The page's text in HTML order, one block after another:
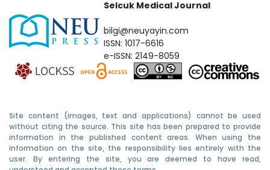
Selcuk Medical Journal
bilgi@neuyayin.com
ISSN: 1017-6616
e-ISSN: 2149-8059
Site content (images, text and applications) cannot be used
without citing the source. This site has been prepared to provide
information in the published content areas. When using the
information on the site, the responsibility lies entirely with the
user. By entering the site, you are deemed to have read,